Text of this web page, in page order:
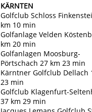
KÄRNTEN
Golfclub Schloss
km 10 min
Golfanlage Velden
km 20 min
Golfanlagen Moosburg-
Pörtschach 27 km 23 min
Kärntner Golfclub Dellach
23 min
Golfclub Klagenfurt-
37 km 29 min